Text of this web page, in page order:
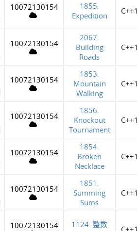
10072130154
1855.
Expedition
10072130154
2067.
Building
Roads
10072130154
1853.
Mountain
Walking
10072130154
1856.
Knockout
Tournament
10072130154
1854.
Broken
Necklace
10072130154
1851.
Summing
Sums
10072130154
1124. 整数